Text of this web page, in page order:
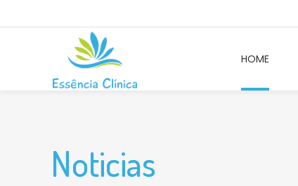
HOME
Noticias